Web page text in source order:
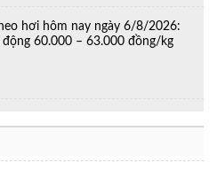
hơi hôm nay ngày 6/8/2026:
động 60.000 – 63.000 đồng/kg